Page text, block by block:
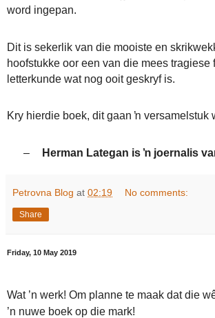
word ingepan.
Dit is sekerlik van die mooiste en
hoofstukke oor een van die mees tragiese
letterkunde wat nog ooit geskryf is.
Kry hierdie boek, dit gaan ŉ versamelstuk
– Herman Lategan is ŉ joernalis
Petrovna Blog at 02:19 No comments:
Share
Friday, 10 May 2019
Wat ’n werk! Om planne te maak dat die
’n nuwe boek op die mark!